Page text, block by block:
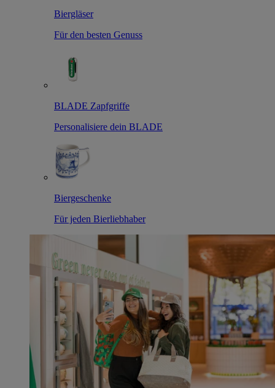
Biergläser
Für den besten Genuss
BLADE Zapfgriffe
Personalisiere dein BLADE
Biergeschenke
Für jeden Bierliebhaber